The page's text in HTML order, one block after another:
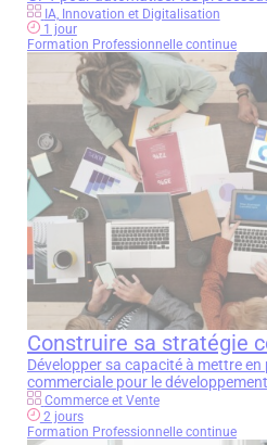
IA, Innovation et Digitalisation
1 jour
Formation Professionnelle continue
Construire sa stratégie
Développer sa capacité à mettre
commerciale pour le
Commerce et Vente
2 jours
Formation Professionnelle continue